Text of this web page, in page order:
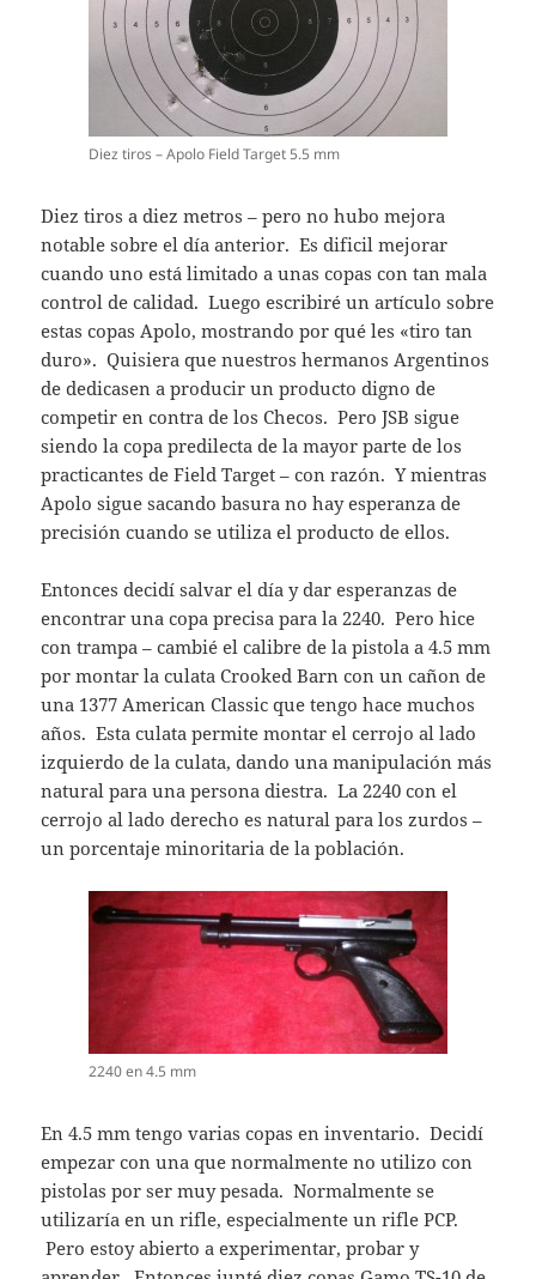
Diez tiros – Apolo Field Target 5.5 mm
Diez tiros a diez metros – pero no hubo mejora
notable sobre el día anterior. Es dificil mejorar
cuando uno está limitado a unas copas con tan mala
control de calidad. Luego escribiré un artículo sobre
estas copas Apolo, mostrando por qué les «tiro tan
duro». Quisiera que nuestros hermanos Argentinos
de dedicasen a producir un producto digno de
competir en contra de los Checos. Pero JSB sigue
siendo la copa predilecta de la mayor parte de los
practicantes de Field Target – con razón. Y mientras
Apolo sigue sacando basura no hay esperanza de
precisión cuando se utiliza el producto de ellos.
Entonces decidí salvar el día y dar esperanzas de
encontrar una copa precisa para la 2240. Pero hice
con trampa – cambié el calibre de la pistola a 4.5 mm
por montar la culata Crooked Barn con un cañon de
una 1377 American Classic que tengo hace muchos
años. Esta culata permite montar el cerrojo al lado
izquierdo de la culata, dando una manipulación más
natural para una persona diestra. La 2240 con el
cerrojo al lado derecho es natural para los zurdos –
un porcentaje minoritaria de la población.
2240 en 4.5 mm
En 4.5 mm tengo varias copas en inventario. Decidí
empezar con una que normalmente no utilizo con
pistolas por ser muy pesada. Normalmente se
utilizaría en un rifle, especialmente un rifle PCP.
Pero estoy abierto a experimentar, probar y